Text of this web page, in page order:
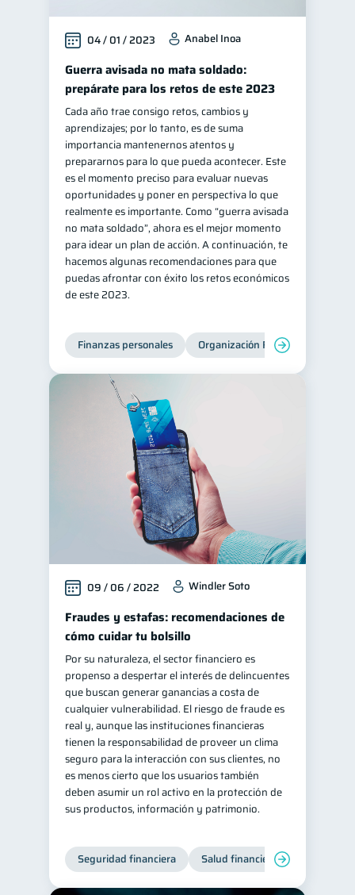
04 / 01 / 2023 Anabel Inoa
Guerra avisada no mata soldado:
prepárate para los retos de este 2023
Cada año trae consigo retos, cambios y
aprendizajes; por lo tanto, es de suma
importancia mantenernos atentos y
prepararnos para lo que pueda acontecer. Este
es el momento preciso para evaluar nuevas
oportunidades y poner en perspectiva lo que
realmente es importante. Como “guerra avisada
no mata soldado”, ahora es el mejor momento
para idear un plan de acción. A continuación, te
hacemos algunas recomendaciones para que
puedas afrontar con éxito los retos económicos
de este 2023.
Finanzas personales Organización Financiera
09 / 06 / 2022 Windler Soto
Fraudes y estafas: recomendaciones de
cómo cuidar tu bolsillo
Por su naturaleza, el sector financiero es
propenso a despertar el interés de delincuentes
que buscan generar ganancias a costa de
cualquier vulnerabilidad. El riesgo de fraude es
real y, aunque las instituciones financieras
tienen la responsabilidad de proveer un clima
seguro para la interacción con sus clientes, no
es menos cierto que los usuarios también
deben asumir un rol activo en la protección de
sus productos, información y patrimonio.
Seguridad financiera Salud financiera